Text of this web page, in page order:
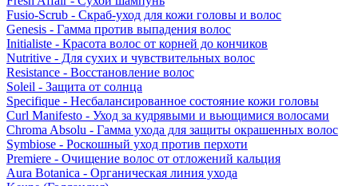
Fusio-Scrub - Скраб-уход для кожи головы и волос
Genesis - Гамма против выпадения волос
Initialiste - Красота волос от корней до кончиков
Nutritive - Для сухих и чувствительных волос
Resistance - Восстановление волос
Soleil - Защита от солнца
Specifique - Несбалансированное состояние кожи головы
Curl Manifesto - Уход за кудрявыми и вьющимися волосами
Chroma Absolu - Гамма ухода для защиты окрашенных волос
Symbiose - Роскошный уход против перхоти
Premiere - Очищение волос от отложений кальция
Aura Botanica - Органическая линия ухода